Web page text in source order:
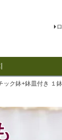
ク鉢+鉢皿付き １